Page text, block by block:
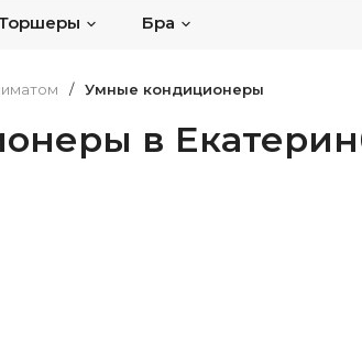
Бра
/ Умные кондиционеры
в